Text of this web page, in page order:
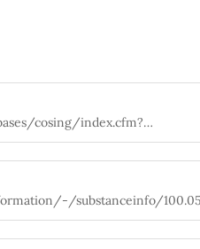
cosing/index.cfm?
substanceinfo/